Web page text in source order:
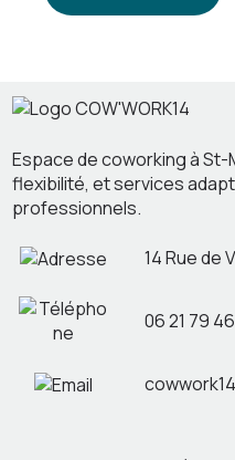
Espace de coworking à St-
flexibilité, et services
professionnels.
14 Rue de
06 21 79